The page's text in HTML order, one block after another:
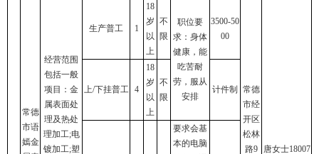
常德
市语
嫣金
经营范围
包括一般
项目：金
属表面处
理及热处
理加工;电
镀加工;塑
生产普工 1
18
岁
以
上
不
限
职位要
求：身体
健康，能
吃苦耐
劳，服从
安排
3500-50
00
常德
市经
开区
松林
路9
唐女士18007
上/下挂普工 4
18
岁
以
上
不
限
计件制
要求会基
本的电脑